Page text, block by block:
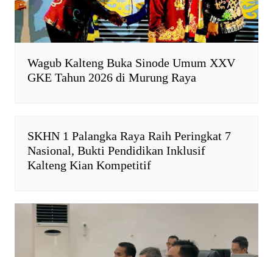
Wagub Kalteng Buka Sinode Umum XXV
GKE Tahun 2026 di Murung Raya
SKHN 1 Palangka Raya Raih Peringkat 7
Nasional, Bukti Pendidikan Inklusif
Kalteng Kian Kompetitif